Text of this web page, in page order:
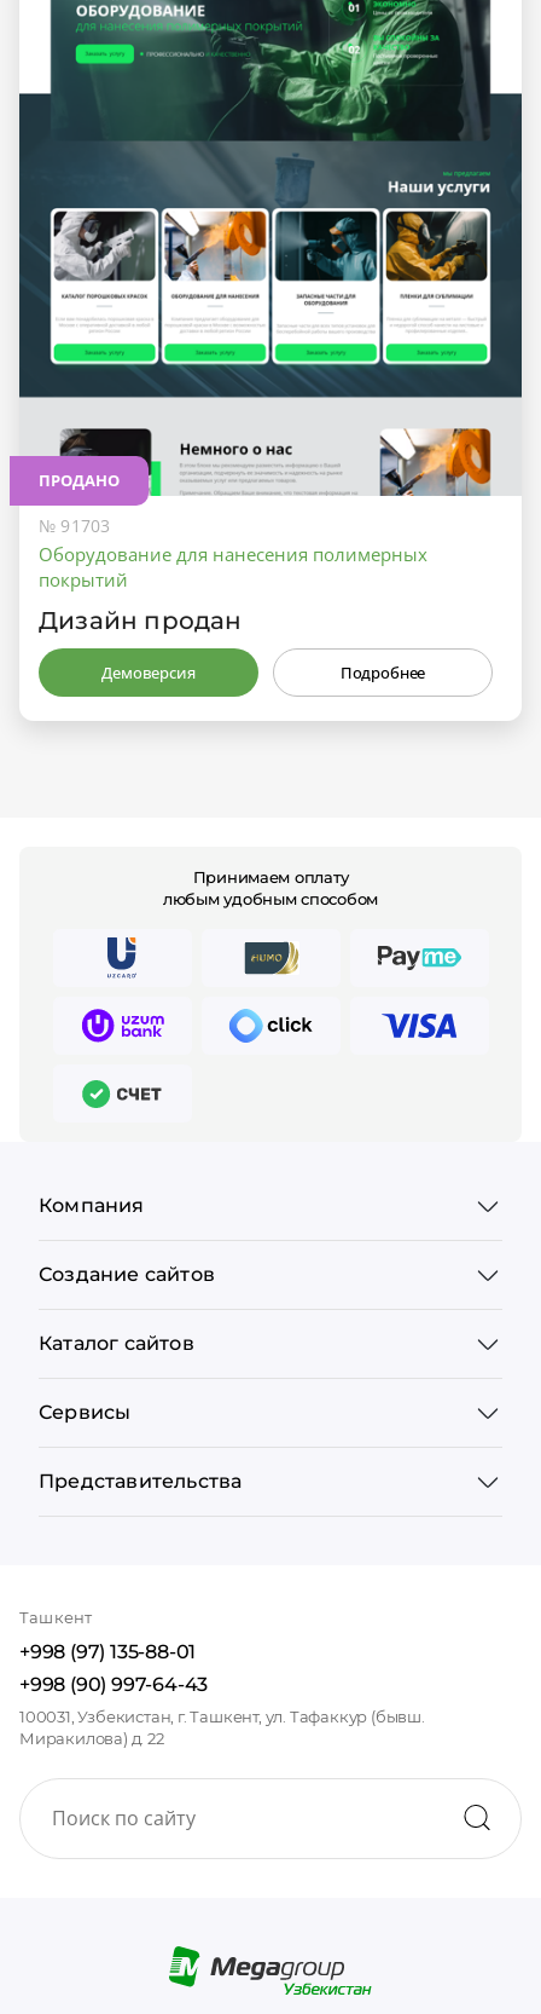
ПРОДАНО
№ 91703
Оборудование для нанесения полимерных
покрытий
Дизайн продан
Демоверсия Подробнее
Принимаем оплату
любым удобным способом
Компания
Создание сайтов
Каталог сайтов
Сервисы
Представительства
Ташкент
+998 (97) 135-88-01
+998 (90) 997-64-43
100031, Узбекистан, г. Ташкент, ул. Тафаккур (бывш.
Миракилова) д. 22